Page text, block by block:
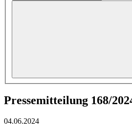
Pressemitteilung 168/
04.06.2024